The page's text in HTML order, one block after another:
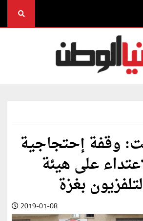
وقفة إحتجاجية
على هيئة
بغزة
2019-01-08